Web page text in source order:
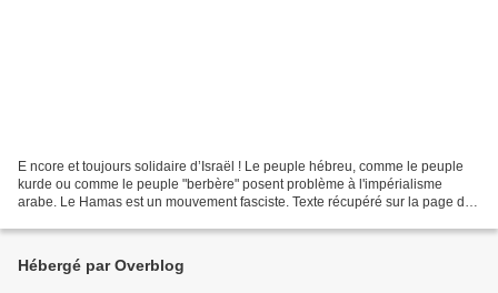
E ncore et toujours solidaire d’Israël ! Le peuple hébreu, comme le peuple
kurde ou comme le peuple "berbère" posent problème à l'impérialisme
arabe. Le Hamas est un mouvement fasciste. Texte récupéré sur la page de
Hébergé par Overblog